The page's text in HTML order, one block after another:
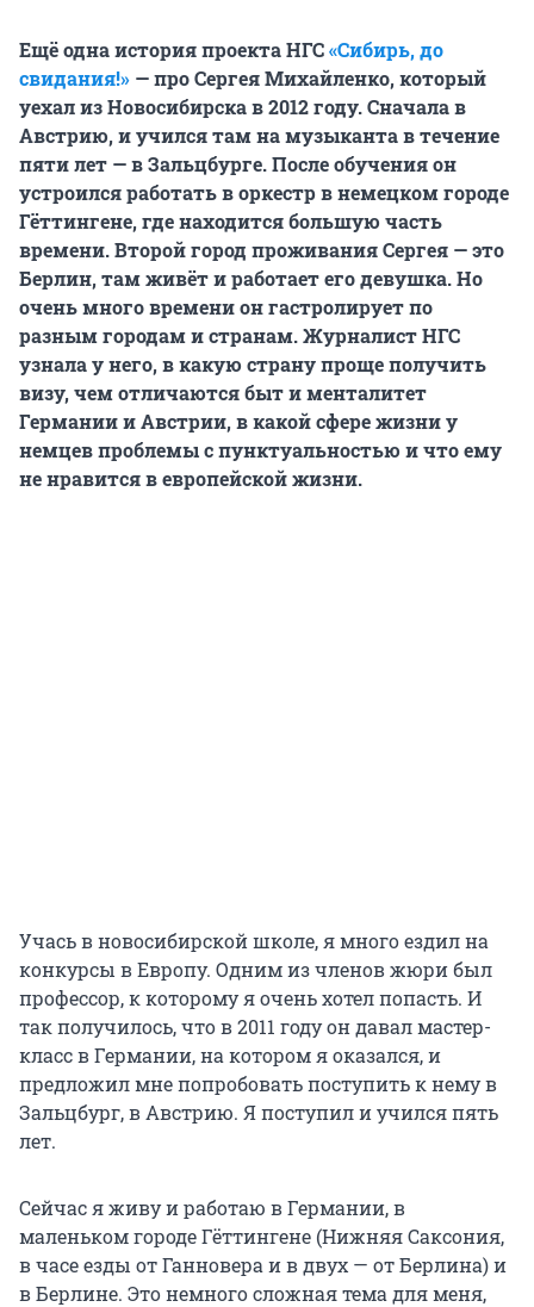
Ещё одна история проекта НГС«Сибирь, до
свидания!» — про Сергея Михайленко, который
уехал из Новосибирска в 2012 году. Сначала в
Австрию, и учился там на музыканта в течение
пяти лет — в Зальцбурге. После обучения он
устроился работать в оркестр в немецком городе
Гёттингене, где находится большую часть
времени. Второй город проживания Сергея — это
Берлин, там живёт и работает его девушка. Но
очень много времени он гастролирует по
разным городам и странам. Журналист НГС
узнала у него, в какую страну проще получить
визу, чем отличаются быт и менталитет
Германии и Австрии, в какой сфере жизни у
немцев проблемы с пунктуальностью и что ему
не нравится в европейской жизни.
Учась в новосибирской школе, я много ездил на
конкурсы в Европу. Одним из членов жюри был
профессор, к которому я очень хотел попасть. И
так получилось, что в 2011 году он давал мастер-
класс в Германии, на котором я оказался, и
предложил мне попробовать поступить к нему в
Зальцбург, в Австрию. Я поступил и учился пять
лет.
Сейчас я живу и работаю в Германии, в
маленьком городе Гёттингене (Нижняя Саксония,
в часе езды от Ганновера и в двух — от Берлина) и
в Берлине. Это немного сложная тема для меня,